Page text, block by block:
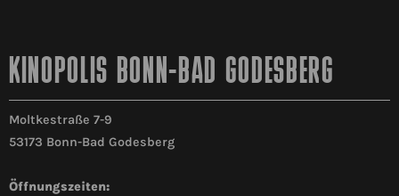
KINOPOLIS BONN-BAD GODESBERG
Moltkestraße 7-9
53173 Bonn-Bad Godesberg
Öffnungszeiten: